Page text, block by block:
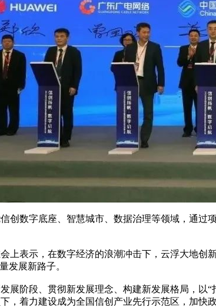
创数字底座、智慧城市、数据治理等领域，通
上表示，在数字经济的浪潮冲击下，云浮大地创
发展新路子。
展阶段、贯彻新发展理念、构建新发展格局，以
，着力建设成为全国信创产业先行示范区，加快